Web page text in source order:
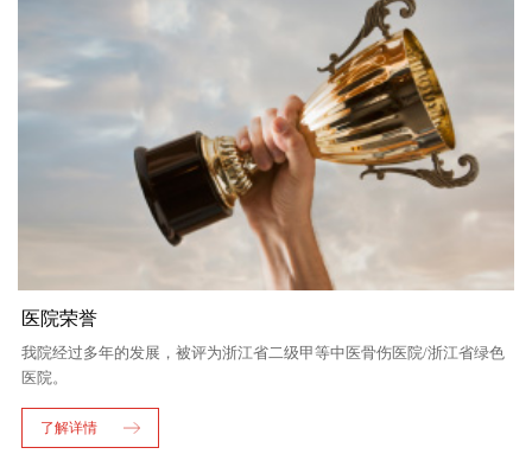
医院荣誉
我院经过多年的发展，被评为浙江省二级甲等中医骨伤医院/浙江省绿色
医院。
了解详情